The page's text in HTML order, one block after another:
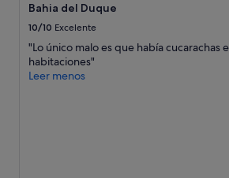
sujetos
cambios.
Pueden
aplicarse
términos
Bahia del Duque
10/10 Excelente
"Lo único malo es que había cucarachas
habitaciones"
Leer menos